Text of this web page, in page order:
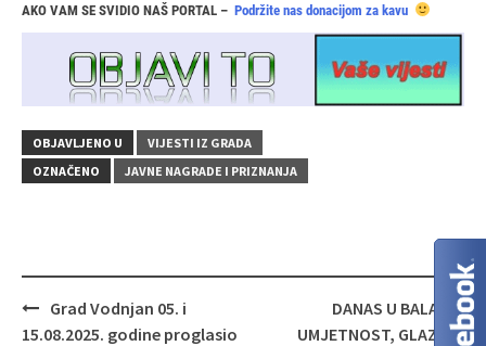
AKO VAM SE SVIDIO NAŠ PORTAL – Podržite nas donacijom za kavu
OBJAVLJENO U
VIJESTI IZ GRADA
OZNAČENO
JAVNE NAGRADE I PRIZNANJA
Navigacija
objava
Grad Vodnjan 05. i
15.08.2025. godine proglasio
DANAS U BALAMA:
UMJETNOST, GLAZBA I